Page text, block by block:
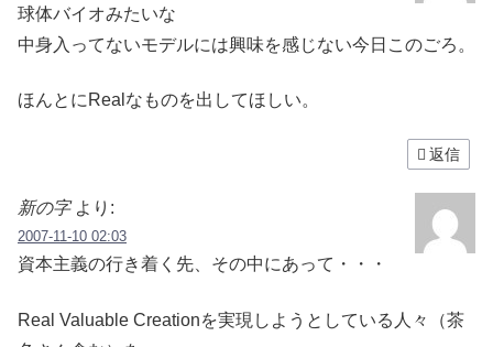
球体バイオみたいな
中身入ってないモデルには興味を感じない今日このごろ。
ほんとにRealなものを出してほしい。
返信
新の字 より:
2007-11-10 02:03
資本主義の行き着く先、その中にあって・・・
Real Valuable Creationを実現しようとしている人々（茶